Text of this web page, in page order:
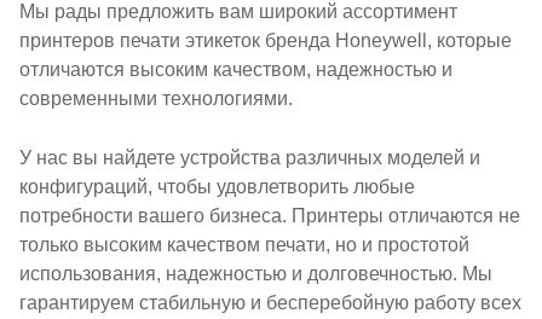
Мы рады предложить вам широкий ассортимент
принтеров печати этикеток бренда Honeywell, которые
отличаются высоким качеством, надежностью и
современными технологиями.
У нас вы найдете устройства различных моделей и
конфигураций, чтобы удовлетворить любые
потребности вашего бизнеса. Принтеры отличаются не
только высоким качеством печати, но и простотой
использования, надежностью и долговечностью. Мы
гарантируем стабильную и бесперебойную работу всех